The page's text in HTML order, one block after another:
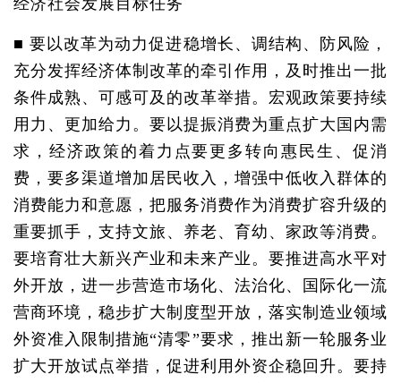
经济社会发展目标任务
■ 要以改革为动力促进稳增长、调结构、防风险，
充分发挥经济体制改革的牵引作用，及时推出一批
条件成熟、可感可及的改革举措。宏观政策要持续
用力、更加给力。要以提振消费为重点扩大国内需
求，经济政策的着力点要更多转向惠民生、促消
费，要多渠道增加居民收入，增强中低收入群体的
消费能力和意愿，把服务消费作为消费扩容升级的
重要抓手，支持文旅、养老、育幼、家政等消费。
要培育壮大新兴产业和未来产业。要推进高水平对
外开放，进一步营造市场化、法治化、国际化一流
营商环境，稳步扩大制度型开放，落实制造业领域
外资准入限制措施“清零”要求，推出新一轮服务业
扩大开放试点举措，促进利用外资企稳回升。要持